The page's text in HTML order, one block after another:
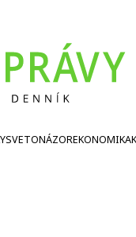
SVETONÁZOREKONOMIKA